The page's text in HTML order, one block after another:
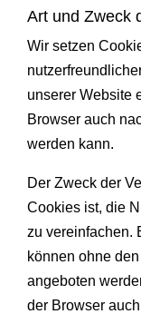
Art und Zweck
Wir setzen
unserer Website
Browser auch
werden kann.
Der Zweck der
Cookies ist, die
zu vereinfachen.
können ohne
angeboten
der Browser